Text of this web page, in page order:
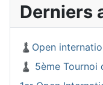
Derniers
♟️Open
♟️ 5ème Tournoi